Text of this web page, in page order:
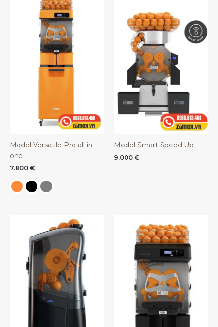
Model Versatile Pro all in
one
7.800 €
Model Smart Speed Up
9.000 €